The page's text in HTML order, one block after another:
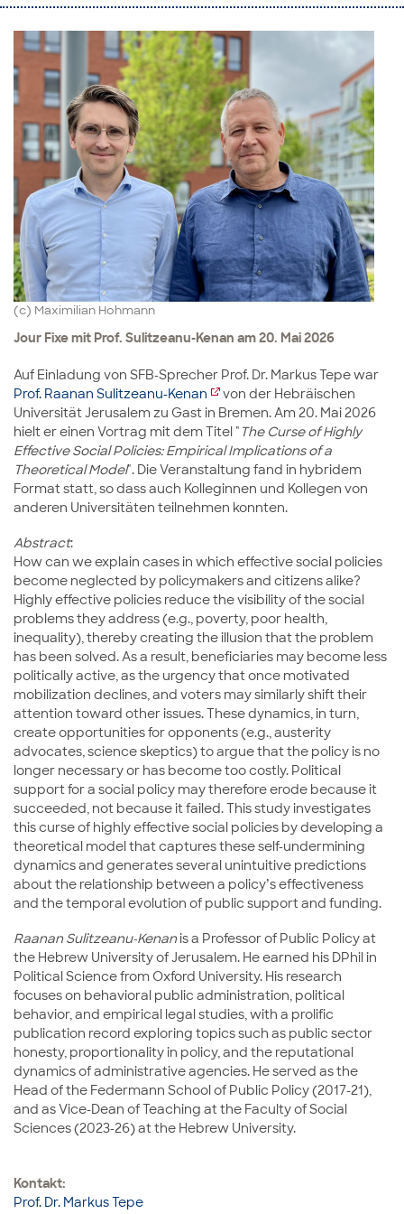
(c) Maximilian Hohmann
Jour Fixe mit Prof. Sulitzeanu-Kenan am 20. Mai 2026
Auf Einladung von SFB-Sprecher Prof. Dr. Markus Tepe war
Prof. Raanan Sulitzeanu-Kenan
von der Hebräischen
Universität Jerusalem zu Gast in Bremen. Am 20. Mai 2026
hielt er einen Vortrag mit dem Titel " The Curse of Highly
Effective Social Policies: Empirical Implications of a
Theoretical Model". Die Veranstaltung fand in hybridem
Format statt, so dass auch Kolleginnen und Kollegen von
anderen Universitäten teilnehmen konnten.
Abstract:
How can we explain cases in which effective social policies
become neglected by policymakers and citizens alike?
Highly effective policies reduce the visibility of the social
problems they address (e.g., poverty, poor health,
inequality), thereby creating the illusion that the problem
has been solved. As a result, beneficiaries may become less
politically active, as the urgency that once motivated
mobilization declines, and voters may similarly shift their
attention toward other issues. These dynamics, in turn,
create opportunities for opponents (e.g., austerity
advocates, science skeptics) to argue that the policy is no
longer necessary or has become too costly. Political
support for a social policy may therefore erode because it
succeeded, not because it failed. This study investigates
this curse of highly effective social policies by developing a
theoretical model that captures these self-undermining
dynamics and generates several unintuitive predictions
about the relationship between a policy’s effectiveness
and the temporal evolution of public support and funding.
Raanan Sulitzeanu-Kenanis a Professor of Public Policy at
the Hebrew University of Jerusalem. He earned his DPhil in
Political Science from Oxford University. His research
focuses on behavioral public administration, political
behavior, and empirical legal studies, with a prolific
publication record exploring topics such as public sector
honesty, proportionality in policy, and the reputational
dynamics of administrative agencies. He served as the
Head of the Federmann School of Public Policy (2017-21),
and as Vice-Dean of Teaching at the Faculty of Social
Sciences (2023-26) at the Hebrew University.
Kontakt:
Prof. Dr. Markus Tepe